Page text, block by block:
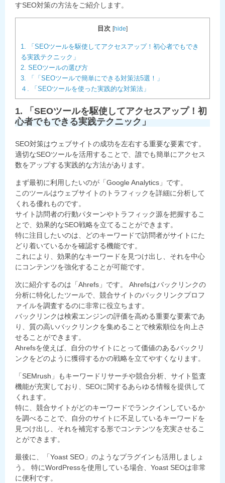
すSEO対策の方法をご紹介します。
目次 [hide]
1. 「SEOツールを駆使してアクセスアップ！初心者でもでき
る実践テクニック」
2. SEOツールの選び方
3. 「「SEOツールで簡単にできる対策法5選！」
４. 「SEOツールを使った実践的な対策法」
1. 「SEOツールを駆使してアクセスアップ！初
心者でもできる実践テクニック」
SEO対策はウェブサイトの成功を左右する重要な要素です。
適切なSEOツールを活用することで、誰でも簡単にアクセス
数をアップする実践的な方法があります。
まず最初に利用したいのが「Google Analytics」です。
このツールはウェブサイトのトラフィックを詳細に分析して
くれる優れものです。
サイト訪問者の行動パターンやトラフィック源を把握するこ
とで、効果的なSEO戦略を立てることができます。
特に注目したいのは、どのキーワードで訪問者がサイトにた
どり着いているかを確認する機能です。
これにより、効果的なキーワードを見つけ出し、それを中心
にコンテンツを強化することが可能です。
次に紹介するのは「Ahrefs」です。 Ahrefsはバックリンクの
分析に特化したツールで、競合サイトのバックリンクプロフ
ァイルを調査するのに非常に役立ちます。
バックリンクは検索エンジンの評価を高める重要な要素であ
り、質の高いバックリンクを集めることで検索順位を向上さ
せることができます。
Ahrefsを使えば、自分のサイトにとって価値のあるバックリ
ンクをどのように獲得するかの戦略を立てやすくなります。
「SEMrush」もキーワードリサーチや競合分析、サイト監査
機能が充実しており、SEOに関するあらゆる情報を提供して
くれます。
特に、競合サイトがどのキーワードでランクインしているか
を調べることで、自分のサイトに不足しているキーワードを
見つけ出し、それを補完する形でコンテンツを充実させるこ
とができます。
最後に、「Yoast SEO」のようなプラグインも活用しましょ
う。 特にWordPressを使用している場合、Yoast SEOは非常
に便利です。